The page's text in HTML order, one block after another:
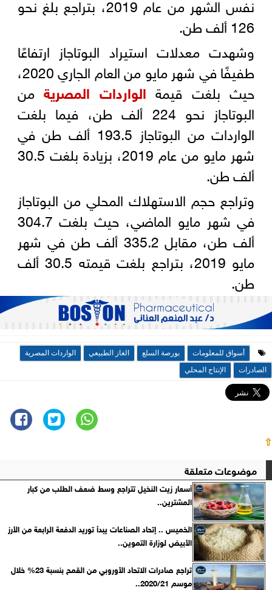
126 ألف طن.
وشهدت معدلات استيراد البوتاجاز ارتفاعًا
طفيفًا في شهر مايو من العام الجاري 2020،
حيث بلغت قيمة الواردات المصريةمن
البوتاجاز نحو 224 ألف طن، فيما بلغت
الواردات من البوتاجاز 193.5 ألف طن في
شهر مايو من عام 2019، بزيادة بلغت 30.5
ألف طن.
وتراجع حجم الاستهلاك المحلي من البوتاجاز
في شهر مايو الماضي، حيث بلغت 304.7
ألف طن، مقابل 335.2 ألف طن في شهر
مايو 2019، بتراجع بلغت قيمته 30.5 ألف
طن.
أسواق للمعلومات بورصة السلع الغاز الطبيعي
الواردات المصرية
الصادرات
الإنتاج المحلي
⇧
موضوعات متعلقة
أسعار زيت النخيل ​​تتراجع وسط ضعف الطلب من كبار
المشترين..
الخميس .. إتحاد الصناعات يبدأ توريد الدفعة الرابعة من الأرز
الأبيض لوزارة التموين..
تراجع صادرات الاتحاد الأوروبي من القمح بنسبة 23% خلال
موسم 2020/21..